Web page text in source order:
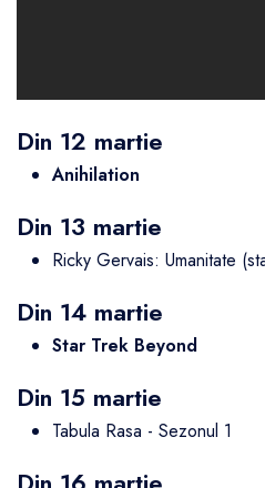
Din 12 martie
Anihilation
Din 13 martie
Ricky Gervais: Umanitate
Din 14 martie
Star Trek Beyond
Din 15 martie
Tabula Rasa - Sezonul 1